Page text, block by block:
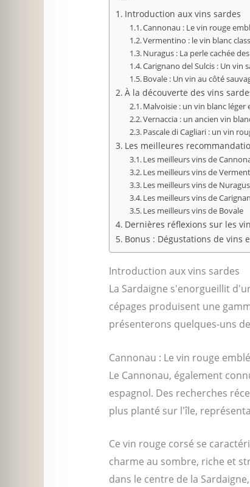
Introduction aux vins sardes
Cannonau : Le vin rouge
Vermentino : le vin blanc
Nuragus : La perle cachée
Carignano del Sulcis : Un vin
Bovale : Un vin au côté
À la découverte des vins
Malvoisie : un vin blanc
Vernaccia : un ancien vin
Pascale di Cagliari : un vin
Les meilleures
Les meilleurs vins de
Les meilleurs vins de
Les meilleurs vins de Nuragus
Les meilleurs vins de
Les meilleurs vins de Bovale
Dernières réflexions sur les
Bonus : Dégustations de vins
Introduction aux vins sardes
La Sardaigne s'enorgueillit
cépages produisent une
présenterons quelques-uns
Cannonau : Le vin rouge
Le Cannonau, également
espagnol. Des recherches
plus planté sur l'île,
Ce vin rouge corsé se
charme au sombre, riche et
dans le centre de la